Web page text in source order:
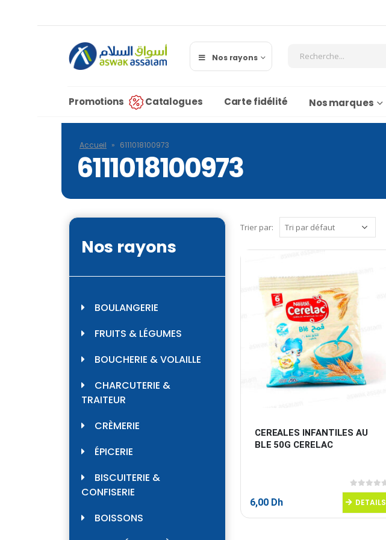
Nos rayons
Promotions Catalogues Carte fidélité Nos marques
Accueil » 6111018100973
6111018100973
Trier par:
CEREALES INFANTILES AU
BLE 50G CERELAC
0sur 5
6,00 Dh DETAILS
Nos rayons
BOULANGERIE
FRUITS & LÉGUMES
BOUCHERIE & VOLAILLE
CHARCUTERIE &
TRAITEUR
CRÈMERIE
ÉPICERIE
BISCUITERIE &
CONFISERIE
BOISSONS